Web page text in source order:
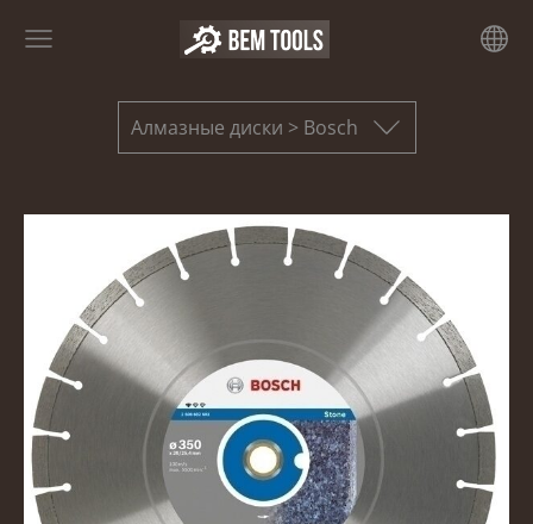
Алмазные диски > Bosch